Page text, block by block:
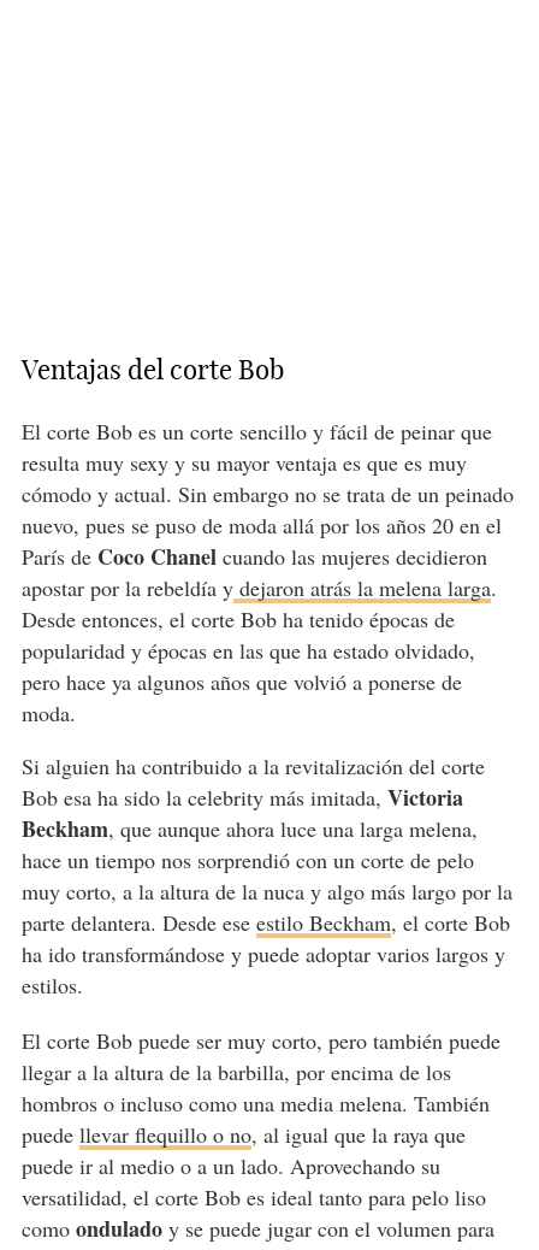
Ventajas del corte Bob
El corte Bob es un corte sencillo y fácil de peinar que
resulta muy sexy y su mayor ventaja es que es muy
cómodo y actual. Sin embargo no se trata de un peinado
nuevo, pues se puso de moda allá por los años 20 en el
París de Coco Chanel cuando las mujeres decidieron
apostar por la rebeldía ydejaron atrás la melena larga.
Desde entonces, el corte Bob ha tenido épocas de
popularidad y épocas en las que ha estado olvidado,
pero hace ya algunos años que volvió a ponerse de
moda.
Si alguien ha contribuido a la revitalización del corte
Bob esa ha sido la celebrity más imitada, Victoria
Beckham, que aunque ahora luce una larga melena,
hace un tiempo nos sorprendió con un corte de pelo
muy corto, a la altura de la nuca y algo más largo por la
parte delantera. Desde ese estilo Beckham, el corte Bob
ha ido transformándose y puede adoptar varios largos y
estilos.
El corte Bob puede ser muy corto, pero también puede
llegar a la altura de la barbilla, por encima de los
hombros o incluso como una media melena. También
puede llevar flequillo o no, al igual que la raya que
puede ir al medio o a un lado. Aprovechando su
versatilidad, el corte Bob es ideal tanto para pelo liso
como onduladoy se puede jugar con el volumen para